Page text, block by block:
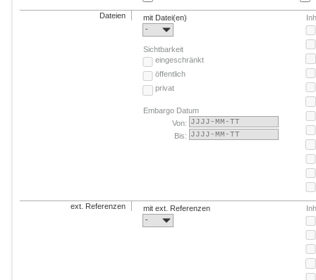
Dateien
mit Datei(en)
-
Sichtbarkeit
eingeschränkt
öffentlich
privat
Embargo Datum
Von:
Bis:
ext. Referenzen
mit ext. Referenzen
-